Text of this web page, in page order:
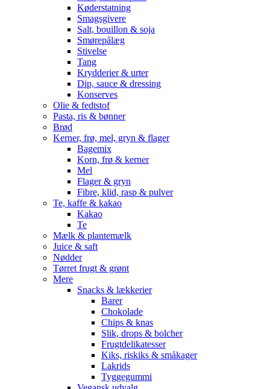
Køderstatning
Smagsgivere
Salt, bouillon & soja
Smørepålæg
Stivelse
Tang
Krydderier & urter
Dip, sauce & dressing
Konserves
Olie & fedtstof
Pasta, ris & bønner
Brød
Kerner, frø, mel, gryn & flager
Bagemix
Korn, frø & kerner
Mel
Flager & gryn
Fibre, klid, rasp & pulver
Te, kaffe & kakao
Kakao
Te
Mælk & plantemælk
Juice & saft
Nødder
Tørret frugt & grønt
Mere
Snacks & lækkerier
Barer
Chokolade
Chips & knas
Slik, drops & bolcher
Frugtdelikatesser
Kiks, riskiks & småkager
Lakrids
Tyggegummi